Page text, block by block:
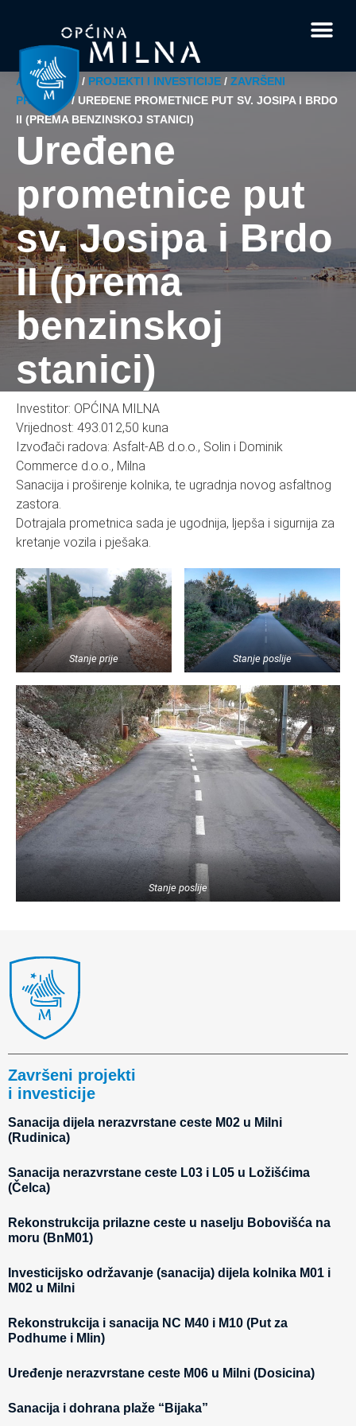
AKTUALNO/ PROJEKTI I INVESTICIJE / ZAVRŠENI
PROJEKT/ UREĐENE PROMETNICE PUT SV. JOSIPA I BRDO
II (PREMA BENZINSKOJ STANICI)
Uređene
prometnice put
sv. Josipa i Brdo
II (prema
benzinskoj
stanici)
Investitor: OPĆINA MILNA
Vrijednost: 493.012,50 kuna
Izvođači radova: Asfalt-AB d.o.o., Solin i Dominik
Commerce d.o.o., Milna
Sanacija i proširenje kolnika, te ugradnja novog asfaltnog
zastora.
Dotrajala prometnica sada je ugodnija, ljepša i sigurnija za
kretanje vozila i pješaka.
Stanje prije Stanje poslije
Stanje poslije
Završeni projekti
i investicije
Sanacija dijela nerazvrstane ceste M02 u Milni
(Rudinica)
Sanacija nerazvrstane ceste L03 i L05 u Ložišćima
(Čelca)
Rekonstrukcija prilazne ceste u naselju Bobovišća na
moru (BnM01)
Investicijsko održavanje (sanacija) dijela kolnika M01 i
M02 u Milni
Rekonstrukcija i sanacija NC M40 i M10 (Put za
Podhume i Mlin)
Uređenje nerazvrstane ceste M06 u Milni (Dosicina)
Sanacija i dohrana plaže “Bijaka”